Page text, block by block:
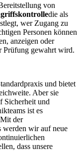
von
die als
wer Zugang zu
Personen können
anzeigen oder
Prüfung gewahrt wird.
und bietet
Aber sie
Sicherheit und
ist es
der
werden wir auf neue
dass unsere